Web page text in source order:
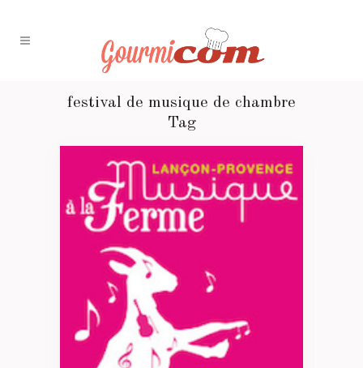
festival de musique de chambre
Tag